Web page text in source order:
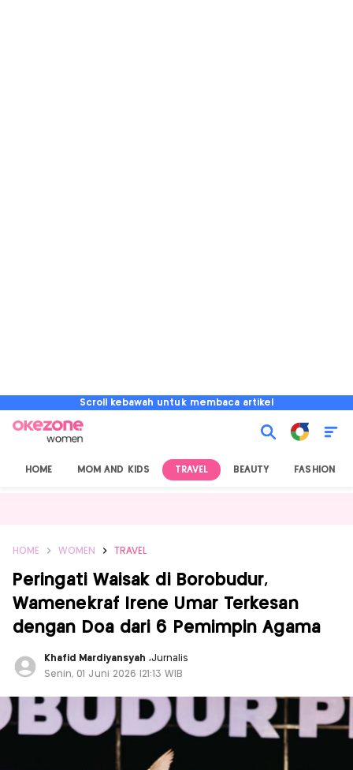
Scroll kebawah untuk membaca artikel
HOME MOM AND KIDS TRAVEL BEAUTY FASHION
HOME WOMEN TRAVEL
Peringati Waisak di Borobudur,
Wamenekraf Irene Umar Terkesan
dengan Doa dari 6 Pemimpin Agama
Khafid Mardiyansyah ,Jurnalis
Senin, 01 Juni 2026 |21:13 WIB